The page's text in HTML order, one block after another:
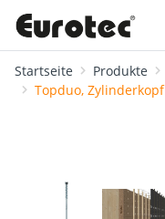
Startseite Produkte
Topduo, Zylinderkopf